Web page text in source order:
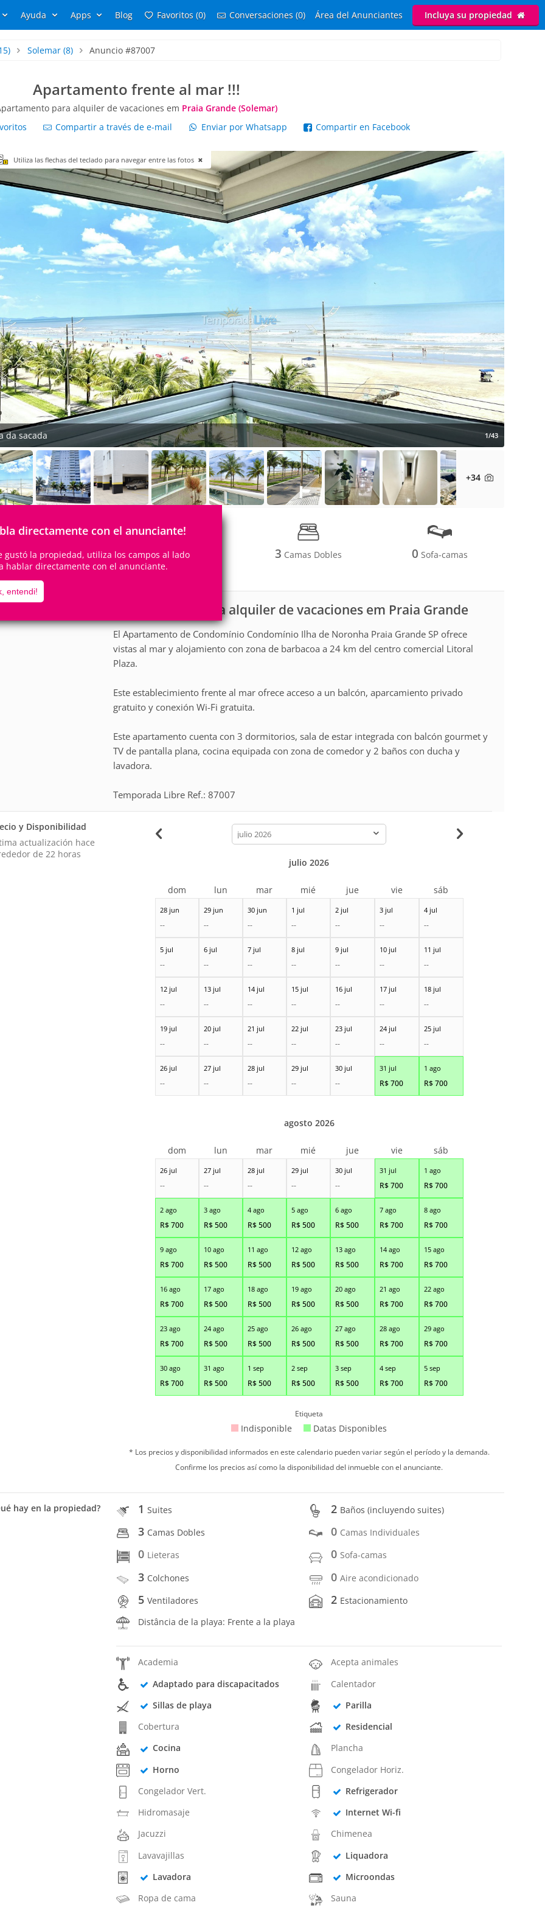
Ayuda Apps Blog Favoritos (0) Conversaciones (0) Área del Anunciantes Incluya su propiedad
Solemar(8) Anuncio #87007
Apartamento frente al mar !!!
para alquiler de vacaciones em Praia Grande (Solemar)
Compartir a través de e-mail Enviar por Whatsapp Compartir en Facebook
directamente con el anunciante!
gustó la propiedad, utiliza los campos al lado
hablar directamente con el anunciante.
entendi!
Utiliza las flechas del teclado para navegar entre las fotos
da sacada 1/43
+34
10Personas 3Cuartos
1
3 Camas Dobles 0 Sofa-camas
Apartamento para alquiler de vacaciones em Praia Grande
El Apartamento de Condomínio Condomínio Ilha de Noronha Praia Grande SP ofrece
vistas al mar y alojamiento con zona de barbacoa a 24 km del centro comercial Litoral
Plaza.
Este establecimiento frente al mar ofrece acceso a un balcón, aparcamiento privado
gratuito y conexión Wi-Fi gratuita.
Este apartamento cuenta con 3 dormitorios, sala de estar integrada con balcón gourmet y
TV de pantalla plana, cocina equipada con zona de comedor y 2 baños con ducha y
lavadora.
Temporada Libre Ref.: 87007
y Disponibilidad
actualización hace
de 22 horas
calendar-
month
28 jun
--
29 jun
--
30 jun
--
1 jul
--
2 jul
--
3 jul
--
4 jul
--
5 jul
--
6 jul
--
7 jul
--
8 jul
--
9 jul
--
10 jul
--
11 jul
--
12 jul
--
13 jul
--
14 jul
--
15 jul
--
16 jul
--
17 jul
--
18 jul
--
19 jul
--
20 jul
--
21 jul
--
22 jul
--
23 jul
--
24 jul
--
25 jul
--
26 jul
--
27 jul
--
28 jul
--
29 jul
--
30 jul
--
31 jul
R$700
1 ago
R$700
julio 2026
dom lun mar mié jue vie sáb
26 jul
--
27 jul
--
28 jul
--
29 jul
--
30 jul
--
31 jul
R$700
1 ago
R$700
2 ago
R$700
3 ago
R$500
4 ago
R$500
5 ago
R$500
6 ago
R$500
7 ago
R$700
8 ago
R$700
9 ago
R$700
10 ago
R$500
11 ago
R$500
12 ago
R$500
13 ago
R$500
14 ago
R$700
15 ago
R$700
16 ago
R$700
17 ago
R$500
18 ago
R$500
19 ago
R$500
20 ago
R$500
21 ago
R$700
22 ago
R$700
23 ago
R$700
24 ago
R$500
25 ago
R$500
26 ago
R$500
27 ago
R$500
28 ago
R$700
29 ago
R$700
30 ago
R$700
31 ago
R$500
1 sep
R$500
2 sep
R$500
3 sep
R$500
4 sep
R$700
5 sep
R$700
agosto 2026
dom lun mar mié jue vie sáb
Etiqueta
Indisponible Datas Disponibles
* Los precios y disponibilidad informados en este calendario pueden variar según el período y la demanda.
Confirme los precios así como la disponibilidad del inmueble con el anunciante.
hay en la propiedad? 1Suites 2 Baños (incluyendo suites)
3 Camas Dobles 0 Camas Individuales
0 Lieteras 0 Sofa-camas
3 Colchones 0Aire acondicionado
5Ventiladores 2 Estacionamiento
Distância de la playa: Frente a la playa
Academia
Acepta animales
Adaptado para discapacitados
Calentador
Sillas de playa
Parilla
Cobertura
Residencial
Cocina
Plancha
Horno
Congelador Horiz.
Congelador Vert.
Refrigerador
Hidromasaje
Internet Wi-fi
Jacuzzi
Chimenea
Lavavajillas
Liquadora
Lavadora
Microondas
Ropa de cama
Sauna